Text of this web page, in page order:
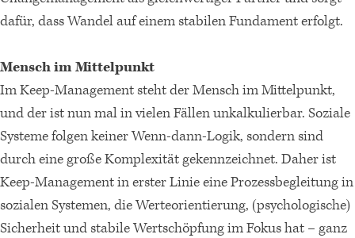
dafür, dass Wandel auf einem stabilen Fundament erfolgt.
Mensch im Mittelpunkt
Im Keep-Management steht der Mensch im Mittelpunkt,
und der ist nun mal in vielen Fällen unkalkulierbar. Soziale
Systeme folgen keiner Wenn-dann-Logik, sondern sind
durch eine große Komplexität gekennzeichnet. Daher ist
Keep-Management in erster Linie eine Prozessbegleitung in
sozialen Systemen, die Werteorientierung, (psychologische)
Sicherheit und stabile Wertschöpfung im Fokus hat – ganz